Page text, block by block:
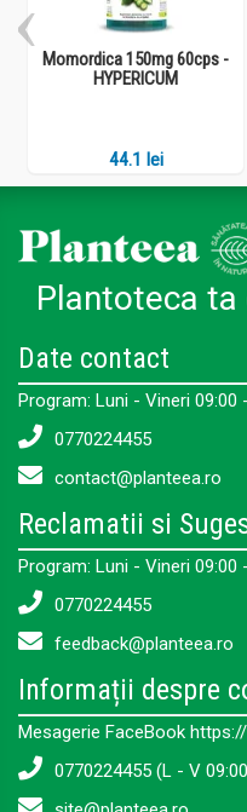
Momordica 150mg 60cps -
HYPERICUM
44.1 lei
Plantoteca ta
Date contact
Program: Luni - Vineri 09:00
0770224455
contact@planteea.ro
Reclamatii si
Program: Luni - Vineri 09:00
0770224455
feedback@planteea.ro
Informații despre
Mesagerie FaceBook
0770224455 (L - V